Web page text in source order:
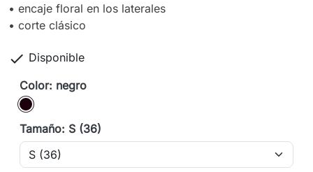
• encaje floral en los laterales
• corte clásico
 Disponible
Color: negro
negro
Tamaño: S (36)